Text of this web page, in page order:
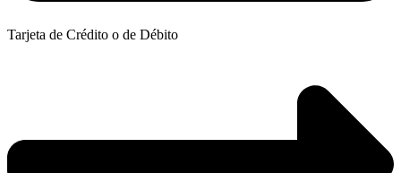
Tarjeta de Crédito o de Débito